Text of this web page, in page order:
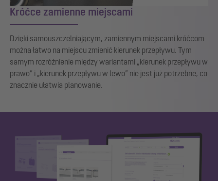
Króćce zamienne miejscami
Dzięki samouszczelniającym, zamiennym miejscami króćcom
można łatwo na miejscu zmienić kierunek przepływu. Tym
samym rozróżnienie między wariantami „kierunek przepływu w
prawo” i „kierunek przepływu w lewo” nie jest już potrzebne, co
znacznie ułatwia planowanie.